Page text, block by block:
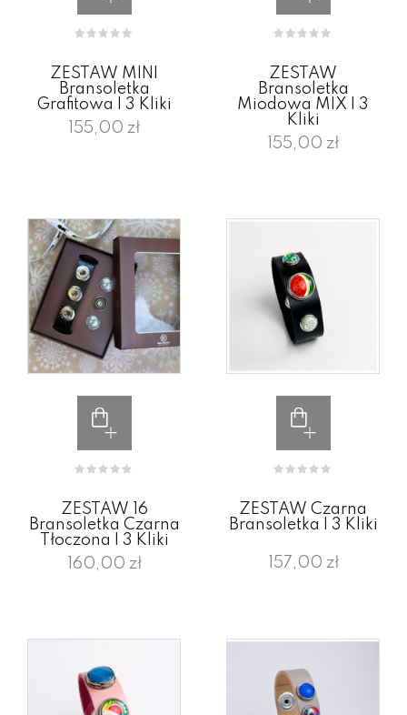
ZESTAW MINI
Bransoletka
Grafitowa I 3 Kliki
155,00 zł
ZESTAW
Bransoletka
Miodowa MIX I 3
Kliki
155,00 zł
ZESTAW 16
Bransoletka Czarna
Tłoczona I 3 Kliki
160,00 zł
ZESTAW Czarna
Bransoletka I 3 Kliki
157,00 zł